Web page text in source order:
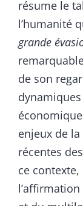
résume le
l’humanité
grande
de son
enjeux de
récentes
ce contexte,